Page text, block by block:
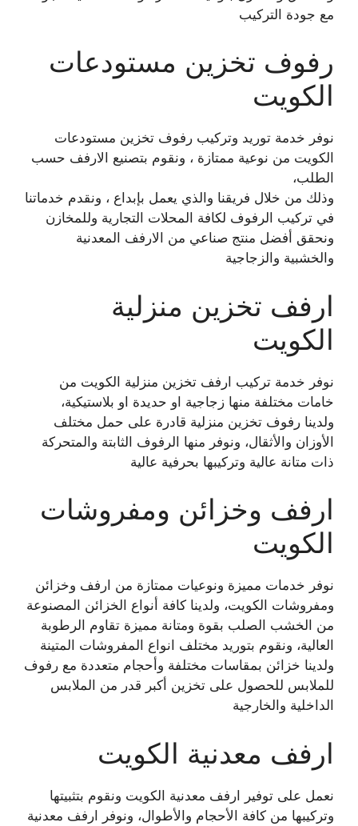
مع جودة التركيب
رفوف تخزين مستودعات
الكويت
نوفر خدمة توريد وتركيب رفوف تخزين مستودعات
الكويت من نوعية ممتازة ، ونقوم بتصنيع الارفف حسب
الطلب،
وذلك من خلال فريقنا والذي يعمل بإبداع ، ونقدم خدماتنا
في تركيب الرفوف لكافة المحلات التجارية وللمخازن
ونحقق أفضل منتج صناعي من الارفف المعدنية
والخشبية والزجاجية
ارفف تخزين منزلية
الكويت
نوفر خدمة تركيب ارفف تخزين منزلية الكويت من
خامات مختلفة منها زجاجية او حديدة او بلاستيكية،
ولدينا رفوف تخزين منزلية قادرة على حمل مختلف
الأوزان والأثقال، ونوفر منها الرفوف الثابتة والمتحركة
ذات متانة عالية وتركيبها بحرفية عالية
ارفف وخزائن ومفروشات
الكويت
نوفر خدمات مميزة ونوعيات ممتازة من ارفف وخزائن
ومفروشات الكويت، ولدينا كافة أنواع الخزائن المصنوعة
من الخشب الصلب بقوة ومتانة مميزة تقاوم الرطوبة
العالية، ونقوم بتوريد مختلف انواع المفروشات المتينة
ولدينا خزائن بمقاسات مختلفة وأحجام متعددة مع رفوف
للملابس للحصول على تخزين أكبر قدر من الملابس
الداخلية والخارجية
ارفف معدنية الكويت
نعمل على توفير ارفف معدنية الكويت ونقوم بتثبيتها
وتركيبها من كافة الأحجام والأطوال، ونوفر ارفف معدنية